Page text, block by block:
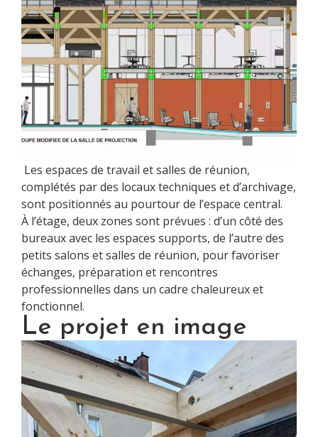
Les espaces de travail et salles de réunion,
complétés par des locaux techniques et d’archivage,
sont positionnés au pourtour de l’espace central.
À l’étage, deux zones sont prévues : d’un côté des
bureaux avec les espaces supports, de l’autre des
petits salons et salles de réunion, pour favoriser
échanges, préparation et rencontres
professionnelles dans un cadre chaleureux et
fonctionnel.
Le projet en image